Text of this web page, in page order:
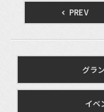
PREV
グラ
イベ